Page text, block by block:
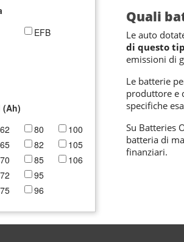
EFB
(Ah)
62
65
70
72
75
80
82
85
95
96
100
105
106
Quali
Le auto
di questo
emissioni di
Le batterie
produttore e
specifiche
Su Batteries
batteria di
finanziari.